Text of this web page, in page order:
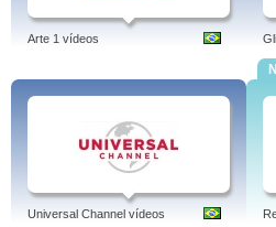
Arte 1 vídeos
Universal Channel vídeos